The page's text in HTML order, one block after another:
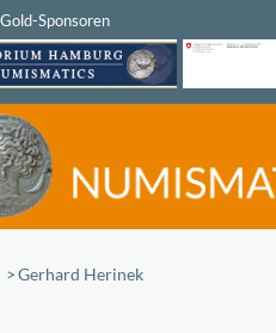
/Gerhard Herinek